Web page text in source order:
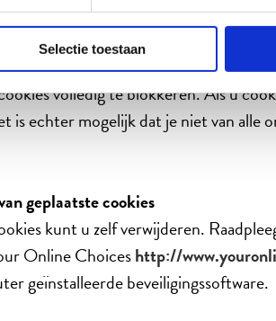
Selectie toestaan
cookies
geen cookies wilt ontvangen, kun je
volledig te blokkeren. Als u
is echter mogelijk dat je niet van
geplaatste cookies
kunt u zelf verwijderen.
Online Choiceshttp://
geïnstalleerde beveiligingssoftware.